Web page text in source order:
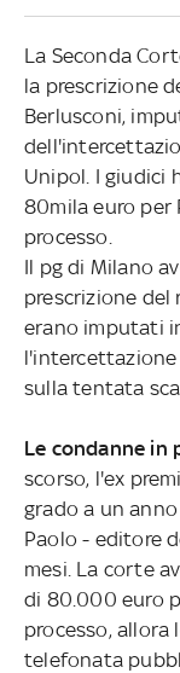
La Seconda
la prescrizione
Berlusconi,
Unipol. I giudici
80mila euro per
processo.
Il pg di Milano
prescrizione del
erano imputati
sulla tentata
Le condanne in
scorso, l'ex
grado a un
Paolo - editore
mesi. La corte
di 80.000 euro
processo, allora
telefonata